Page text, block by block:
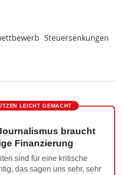
Steuersenkungen
LEICHT GEMACHT
braucht
Finanzierung
sind für eine kritische
das sagen uns sehr, sehr